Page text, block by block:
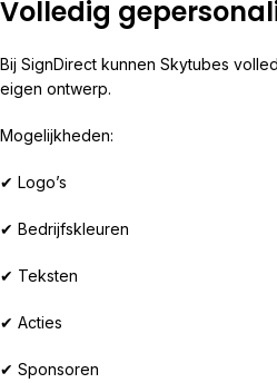
Volledig
Bij SignDirect kunnen Skytubes
eigen ontwerp.
Mogelijkheden:
✔ Logo’s
✔ Bedrijfskleuren
✔ Teksten
✔ Acties
✔ Sponsoren